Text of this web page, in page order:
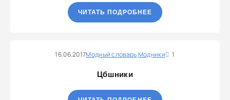
ЧИТАТЬ ПОДРОБНЕЕ
16.06.2017Модный словарьМодники 1
Цбшники